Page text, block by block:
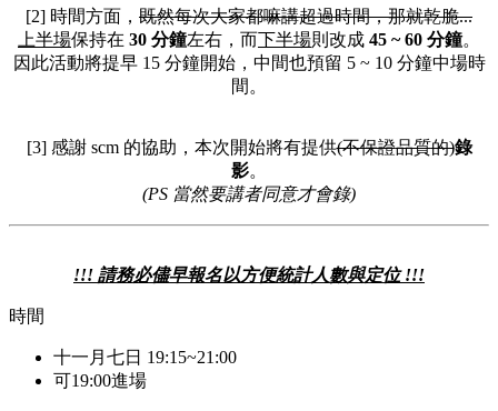
[2] 時間方面， 既然每次大家都嘛講超過時間，那就乾脆...
上半場保持在 30 分鐘左右，而下半場則改成 45 ~ 60 分鐘。
因此活動將提早 15 分鐘開始，中間也預留 5 ~ 10 分鐘中場時
間。
[3] 感謝 scm 的協助，本次開始將有提供(不保證品質的)錄
影。
(PS 當然要講者同意才會錄)
!!! 請務必儘早報名以方便統計人數與定位 !!!
時間
十一月七日 19:15~21:00
可19:00進場